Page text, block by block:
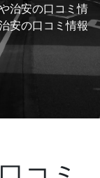
治安の口コミ情
安の口コミ情報